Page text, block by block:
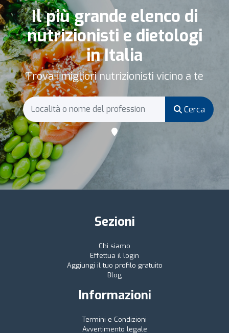
Il più grande elenco di
nutrizionisti e dietologi
in Italia
Trova i migliori nutrizionisti vicino a te
Cerca
Sezioni
Chi siamo
Effettua il login
Aggiungi il tuo profilo gratuito
Blog
Informazioni
Termini e Condizioni
Avvertimento legale